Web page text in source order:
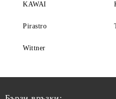
KAWAI
Pirastro
Wittner